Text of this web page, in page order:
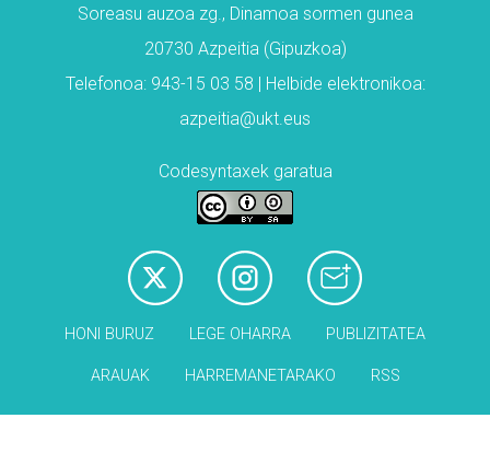
Soreasu auzoa zg., Dinamoa sormen gunea
20730 Azpeitia (Gipuzkoa)
Telefonoa: 943-15 03 58 | Helbide elektronikoa:
azpeitia@ukt.eus
Codesyntaxek garatua
HONI BURUZ LEGE OHARRA PUBLIZITATEA
ARAUAK HARREMANETARAKO RSS